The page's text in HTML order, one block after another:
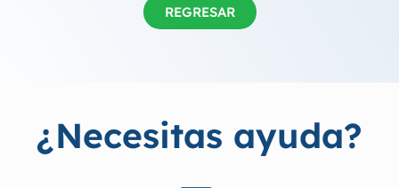
REGRESAR
¿Necesitas ayuda?